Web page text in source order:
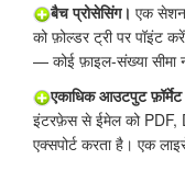
बैच प्रोसेसिंग। एक
को फ़ोल्डर ट्री पर पॉइंट
— कोई फ़ाइल-संख्या सीमा
एकाधिक आउटपुट
इंटरफ़ेस से ईमेल को
एक्सपोर्ट करता है। एक